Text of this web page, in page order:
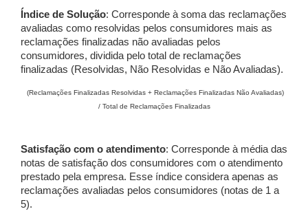
Índice de Solução: Corresponde à soma das reclamações
avaliadas como resolvidas pelos consumidores mais as
reclamações finalizadas não avaliadas pelos
consumidores, dividida pelo total de reclamações
finalizadas (Resolvidas, Não Resolvidas e Não Avaliadas).
(Reclamações Finalizadas Resolvidas + Reclamações Finalizadas Não Avaliadas)
/ Total de Reclamações Finalizadas
Satisfação com o atendimento: Corresponde à média das
notas de satisfação dos consumidores com o atendimento
prestado pela empresa. Esse índice considera apenas as
reclamações avaliadas pelos consumidores (notas de 1 a
5).